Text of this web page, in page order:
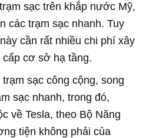
sạc trên khắp nước Mỹ,
các trạm sạc nhanh. Tuy
cần rất nhiều chi phí xây
cơ sở hạ tầng.
sạc công cộng, song
sạc nhanh, trong đó,
về Tesla, theo Bộ Năng
tiện không phải của